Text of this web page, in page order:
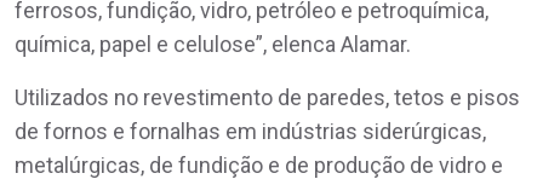
ferrosos, fundição, vidro, petróleo e petroquímica,
química, papel e celulose”, elenca Alamar.
Utilizados no revestimento de paredes, tetos e pisos
de fornos e fornalhas em indústrias siderúrgicas,
metalúrgicas, de fundição e de produção de vidro e